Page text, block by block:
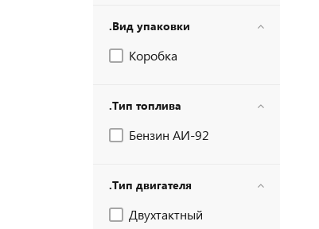
.Вид упаковки
Коробка
.Тип топлива
Бензин АИ-92
.Тип двигателя
Двухтактный